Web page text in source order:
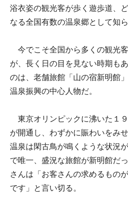
浴衣姿の観光客が歩く遊歩道、
なる全国有数の温泉郷として知ら
今でこそ全国から多くの観光
が、長く日の目を見ない時期も
のは、老舗旅館「山の宿新明館
温泉振興の中心人物だ。
東京オリンピックに沸いた１
が開通し、わずかに賑わいをみ
温泉は閑古鳥が鳴くような状況
で唯一、盛況な旅館が新明館だ
さんは「お客さんの求めるもの
です」と言い切る。